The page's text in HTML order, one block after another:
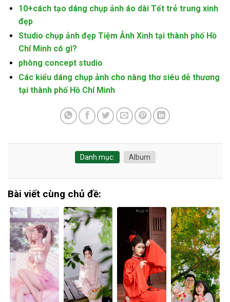
10+cách tạo dáng chụp ảnh áo dài Tết trẻ trung xinh
đẹp
Studio chụp ảnh đẹp Tiệm Ảnh Xinh tại thành phố Hồ
Chí Minh có gì?
phòng concept studio
Các kiểu dáng chụp ảnh cho nàng thơ siêu dễ thương
tại thành phố Hồ Chí Minh
Danh mục: Album
Bài viết cùng chủ đề: